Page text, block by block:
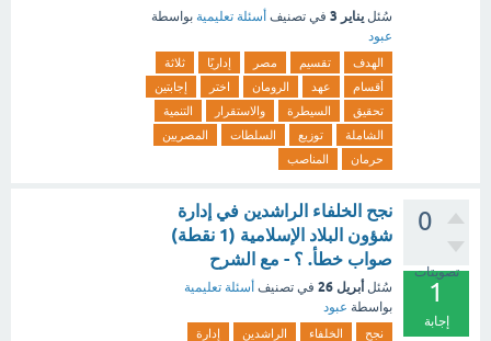
سُئل يناير 3 في تصنيف أسئلة تعليمية بواسطة
عبود
الهدف تقسيم مصر إداريًا
ثلاثة
أقسام
عهد الرومان اختر
إجابتين
تحقيق
السيطرة والاستقرار
التنمية
الشاملة
توزيع السلطات
المصريين
حرمان
المناصب
0
تصويتات
1
إجابة
نجح الخلفاء الراشدين في إدارة
شؤون البلاد الإسلامية (1 نقطة)
صواب خطأ. ؟ - مع الشرح
سُئل أبريل 26 في تصنيف أسئلة تعليمية
بواسطة عبود
نجح الخلفاء الراشدين
إدارة